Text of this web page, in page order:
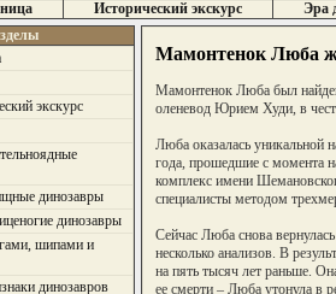
Исторический экскурс Эра
экскурс
динозавры
динозавры
шипами и
динозавров
Мамонтенок Люба
Мамонтенок Люба был
оленевод Юрием Худи, в
Люба оказалась уникальной
года, прошедшие с момента
комплекс имени
специалисты методом
Сейчас Люба снова
несколько анализов. В
на пять тысяч лет раньше.
ее смерти – Люба утонула в